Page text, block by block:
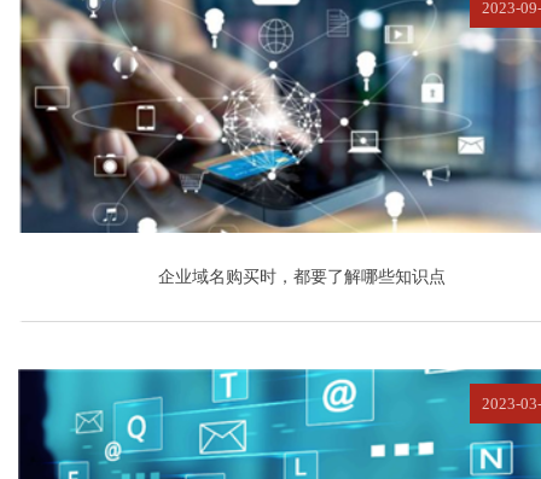
2023-
企业域名购买时，都要了解哪些知识点
2023-